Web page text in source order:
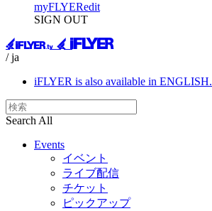
myFLYERedit
SIGN OUT
/ ja
iFLYER is also available in ENGLISH.
Search All
Events
イベント
ライブ配信
チケット
ピックアップ